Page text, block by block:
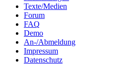
Texte/Medien
Forum
FAQ
Demo
An-/Abmeldung
Impressum
Datenschutz